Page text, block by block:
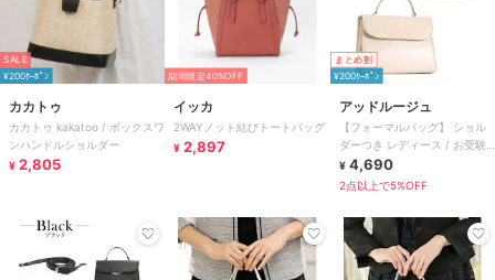
SALE
¥200ｸｰﾎﾟﾝ
カカトゥ
カカトゥ kakatoo / ボックスワ
ンハンドルショルダー
¥ 2,805
期間限定40%OFF
イッカ
2WAYノット結びトートバッグ
¥ 2,897
まとめ割
¥200ｸｰﾎﾟﾝ
アッドルージュ
【フォーマルバッグ】 ショル
ダーつき レディース / お受験
冠婚葬祭 慶弔両用
¥ 4,690
2点以上で5%OFF